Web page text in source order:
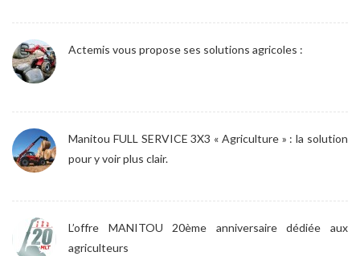
Actemis vous propose ses solutions agricoles :
Manitou FULL SERVICE 3X3 « Agriculture » : la solution
pour y voir plus clair.
L’offre MANITOU 20ème anniversaire dédiée aux
agriculteurs